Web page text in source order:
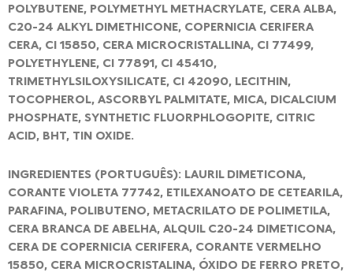
POLYBUTENE, POLYMETHYL METHACRYLATE, CERA ALBA,
C20-24 ALKYL DIMETHICONE, COPERNICIA CERIFERA
CERA, CI 15850, CERA MICROCRISTALLINA, CI 77499,
POLYETHYLENE, CI 77891, CI 45410,
TRIMETHYLSILOXYSILICATE, CI 42090, LECITHIN,
TOCOPHEROL, ASCORBYL PALMITATE, MICA, DICALCIUM
PHOSPHATE, SYNTHETIC FLUORPHLOGOPITE, CITRIC
ACID, BHT, TIN OXIDE.
INGREDIENTES (PORTUGUÊS): LAURIL DIMETICONA,
CORANTE VIOLETA 77742, ETILEXANOATO DE CETEARILA,
PARAFINA, POLIBUTENO, METACRILATO DE POLIMETILA,
CERA BRANCA DE ABELHA, ALQUIL C20-24 DIMETICONA,
CERA DE COPERNICIA CERIFERA, CORANTE VERMELHO
15850, CERA MICROCRISTALINA, ÓXIDO DE FERRO PRETO,